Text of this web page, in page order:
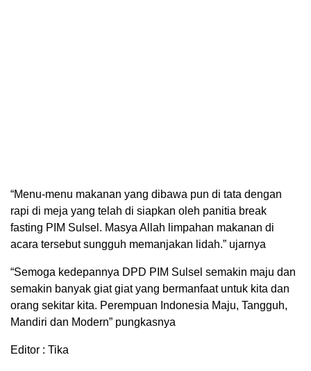
“Menu-menu makanan yang dibawa pun di tata dengan
rapi di meja yang telah di siapkan oleh panitia break
fasting PIM Sulsel. Masya Allah limpahan makanan di
acara tersebut sungguh memanjakan lidah.” ujarnya
“Semoga kedepannya DPD PIM Sulsel semakin maju dan
semakin banyak giat giat yang bermanfaat untuk kita dan
orang sekitar kita. Perempuan Indonesia Maju, Tangguh,
Mandiri dan Modern” pungkasnya
Editor : Tika